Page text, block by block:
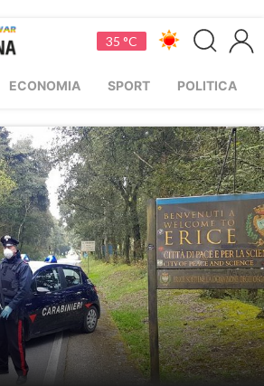
35 °C
ECONOMIA SPORT POLITICA